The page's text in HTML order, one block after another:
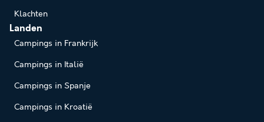
Klachten
Landen
Campings in Frankrijk
Campings in Italië
Campings in Spanje
Campings in Kroatië